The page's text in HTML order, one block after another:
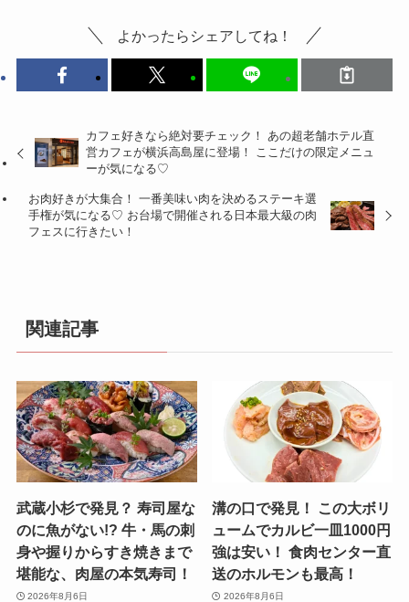
よかったらシェアしてね！
カフェ好きなら絶対要チェック！ あの超老舗ホテル直
営カフェが横浜高島屋に登場！ ここだけの限定メニュ
ーが気になる♡
お肉好きが大集合！ 一番美味い肉を決めるステーキ選
手権が気になる♡ お台場で開催される日本最大級の肉
フェスに行きたい！
関連記事
武蔵小杉で発見？ 寿司屋な
のに魚がない!? 牛・馬の刺
身や握りからすき焼きまで
堪能な、肉屋の本気寿司！
2026年8月6日
溝の口で発見！ この大ボリ
ュームでカルビ一皿1000円
強は安い！ 食肉センター直
送のホルモンも最高！
2026年8月6日